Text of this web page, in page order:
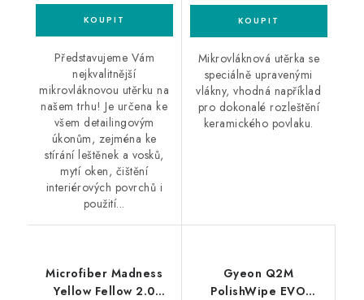
Představujeme Vám
nejkvalitnější
mikrovláknovou utěrku na
našem trhu! Je určena ke
všem detailingovým
úkonům, zejména ke
stírání leštěnek a vosků,
mytí oken, čištění
interiérových povrchů i
použití...
Mikrovláknová utěrka se
speciálně upravenými
vlákny, vhodná například
pro dokonalé rozleštění
keramického povlaku.
Microfiber Madness
Yellow Fellow 2.0
Gyeon Q2M
PolishWipe EVO